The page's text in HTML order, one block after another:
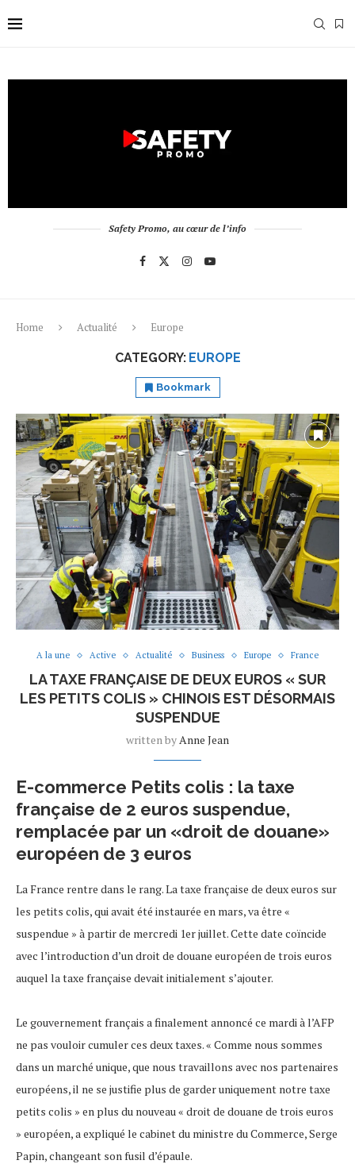
Safety Promo, au cœur de l’info
Home Actualité Europe
CATEGORY: EUROPE
Bookmark
A la une Active Actualité Business Europe France
LA TAXE FRANÇAISE DE DEUX EUROS « SUR
LES PETITS COLIS » CHINOIS EST DÉSORMAIS
SUSPENDUE
written byAnne Jean
E-commerce Petits colis : la taxe
française de 2 euros suspendue,
remplacée par un «droit de douane»
européen de 3 euros
La France rentre dans le rang. La taxe française de deux euros sur
les petits colis, qui avait été instaurée en mars, va être «
suspendue » à partir de mercredi 1er juillet. Cette date coïncide
avec l’introduction d’un droit de douane européen de trois euros
auquel la taxe française devait initialement s’ajouter.
Le gouvernement français a finalement annoncé ce mardi à l’AFP
ne pas vouloir cumuler ces deux taxes. « Comme nous sommes
dans un marché unique, que nous travaillons avec nos partenaires
européens, il ne se justifie plus de garder uniquement notre taxe
petits colis » en plus du nouveau « droit de douane de trois euros
» européen, a expliqué le cabinet du ministre du Commerce, Serge
Papin, changeant son fusil d’épaule.